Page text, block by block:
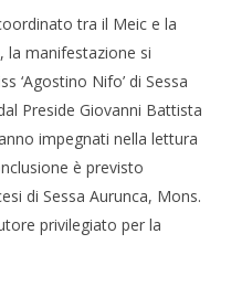
tra il Meic e la
la manifestazione si
‘Agostino Nifo’ di Sessa
Preside Giovanni Battista
impegnati nella lettura
è previsto
di Sessa Aurunca, Mons.
privilegiato per la